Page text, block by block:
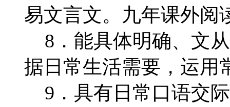
易文言文。九年课外阅
8．能具体明确、文
据日常生活需要，运用
9．具有日常口语交